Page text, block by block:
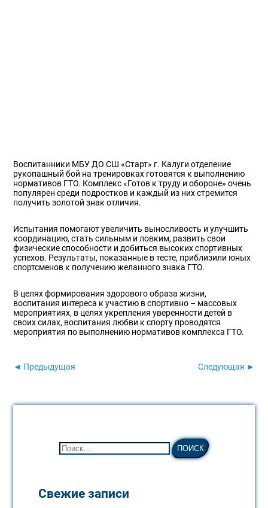
Воспитанники МБУ ДО СШ «Старт» г. Калуги отделение
рукопашный бой на тренировках готовятся к выполнению
нормативов ГТО. Комплекс «Готов к труду и обороне» очень
популярен среди подростков и каждый из них стремится
получить золотой знак отличия.
Испытания помогают увеличить выносливость и улучшить
координацию, стать сильным и ловким, развить свои
физические способности и добиться высоких спортивных
успехов. Результаты, показанные в тесте, приблизили юных
спортсменов к получению желанного знака ГТО.
В целях формирования здорового образа жизни,
воспитания интереса к участию в спортивно – массовых
мероприятиях, в целях укрепления уверенности детей в
своих силах, воспитания любви к спорту проводятся
мероприятия по выполнению нормативов комплекса ГТО.
◄ Предыдущая Следующая ►
Свежие записи